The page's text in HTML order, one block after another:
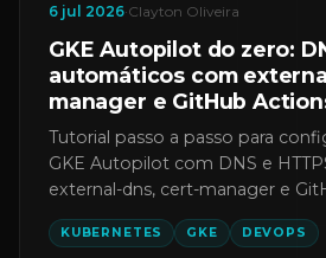
6 jul 2026·Clayton Oliveira
GKE Autopilot do zero:
automáticos com
manager e GitHub
Tutorial passo a passo para
GKE Autopilot com DNS e
external-dns, cert-manager e
KUBERNETES GKE DEVOPS